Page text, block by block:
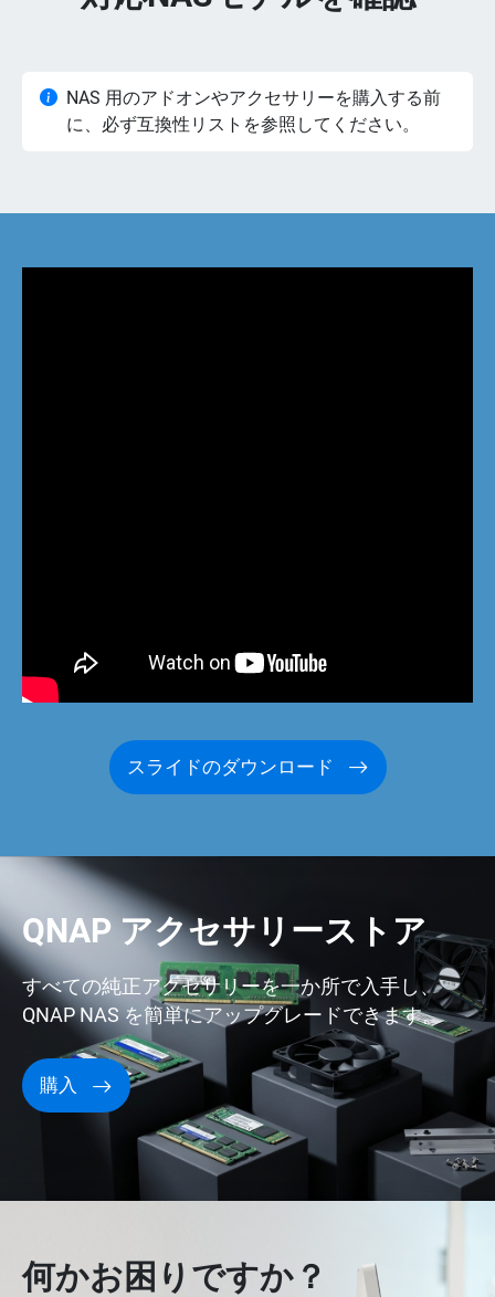
NAS 用のアドオンやアクセサリーを購入する前
に、必ず互換性リストを参照してください。
スライドのダウンロード
QNAP アクセサリーストア
すべての純正アクセサリーを一か所で入手し、
QNAP NAS を簡単にアップグレードできます。
購入
何かお困りですか？